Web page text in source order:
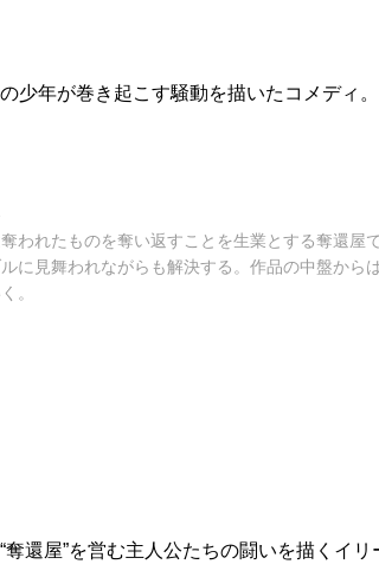
少年が巻き起こす騒動を描いたコメディ。
われたものを奪い返すことを生業とする奪還屋
に見舞われながらも解決する。作品の中盤から
。
還屋”を営む主人公たちの闘いを描くイ